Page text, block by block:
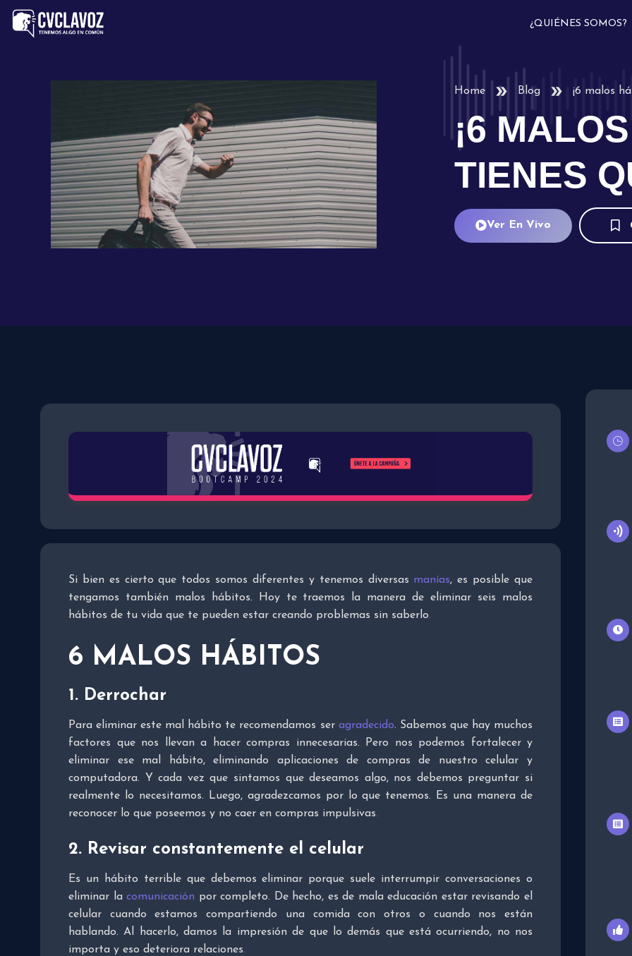
¿QUIÉNES SOMOS?
Home Blog ¡6 malos
¡6
TIENES
Ver En Vivo
Si bien es cierto que todos somos diferentes y tenemos diversas manías, es posible que
tengamos también malos hábitos. Hoy te traemos la manera de eliminar seis malos
hábitos de tu vida que te pueden estar creando problemas sin saberlo.
6 MALOS HÁBITOS
1. Derrochar
Para eliminar este mal hábito te recomendamos ser agradecido. Sabemos que hay muchos
factores que nos llevan a hacer compras innecesarias. Pero nos podemos fortalecer y
eliminar ese mal hábito, eliminando aplicaciones de compras de nuestro celular y
computadora. Y cada vez que sintamos que deseamos algo, nos debemos preguntar si
realmente lo necesitamos. Luego, agradezcamos por lo que tenemos. Es una manera de
reconocer lo que poseemos y no caer en compras impulsivas.
2. Revisar constantemente el celular
Es un hábito terrible que debemos eliminar porque suele interrumpir conversaciones o
eliminar lacomunicación por completo. De hecho, es de mala educación estar revisando el
celular cuando estamos compartiendo una comida con otros o cuando nos están
hablando. Al hacerlo, damos la impresión de que lo demás que está ocurriendo, no nos
importa y eso deteriora relaciones.